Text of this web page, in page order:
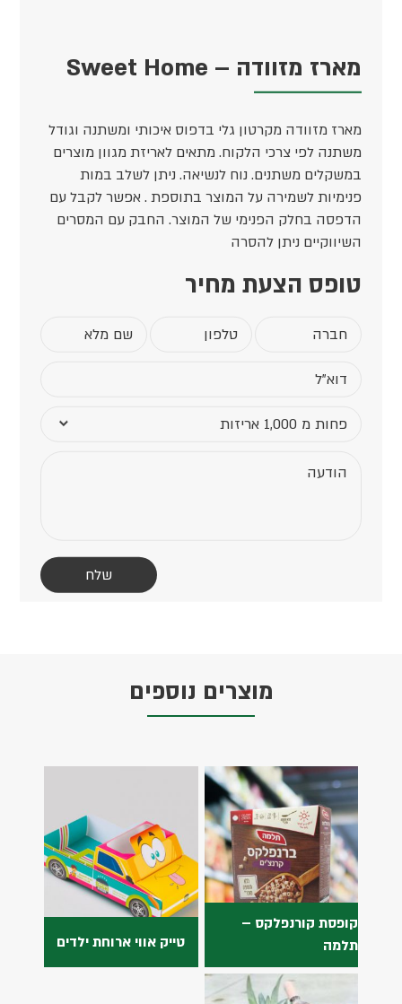
מארז מזוודה – Sweet Home
מארז מזוודה מקרטון גלי בדפוס איכותי ומשתנה וגודל
משתנה לפי צרכי הלקוח. מתאים לאריזת מגוון מוצרים
במשקלים משתנים. נוח לנשיאה. ניתן לשלב במות
פנימיות לשמירה על המוצר בתוספת . אפשר לקבל עם
הדפסה בחלק הפנימי של המוצר. החבק עם המסרים
השיווקיים ניתן להסרה
טופס הצעת מחיר
מוצרים נוספים
קופסת קורנפלקס –
תלמה
טייק אווי ארוחת ילדים